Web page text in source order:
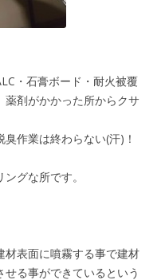
・石膏ボード・耐火被覆
薬剤がかかった所からクサ
作業は終わらない(汗)！
グな所です。
材表面に噴霧する事で建材
る事ができているという